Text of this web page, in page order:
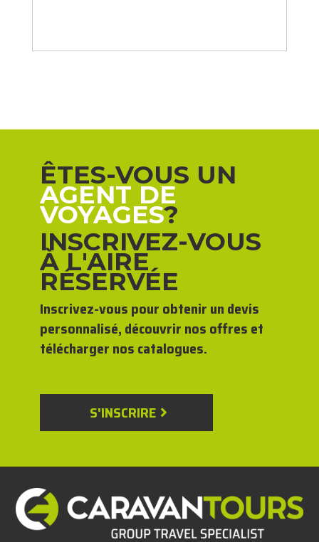
ÊTES-VOUS UN
AGENT DE
VOYAGES?
INSCRIVEZ-VOUS
À L'AIRE
RÉSERVÉE
Inscrivez-vous pour obtenir un devis
personnalisé, découvrir nos offres et
télécharger nos catalogues.
S'INSCRIRE